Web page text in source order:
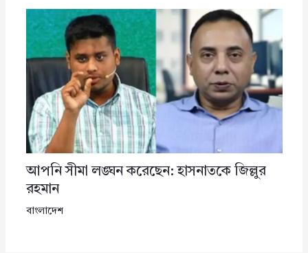
আপনি সীমা লঙ্ঘন করেছেন: হাসনাতকে জিল্লুর
রহমান
বাংলাদেশ